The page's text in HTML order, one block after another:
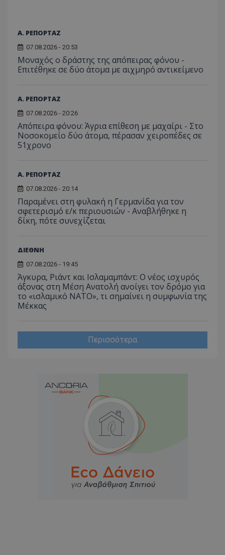
Α. ΡΕΠΟΡΤΑΖ
07.08.2026 - 20:53
Μοναχός ο δράστης της απόπειρας φόνου -
Επιτέθηκε σε δύο άτομα με αιχμηρό αντικείμενο
Α. ΡΕΠΟΡΤΑΖ
07.08.2026 - 20:26
Απόπειρα φόνου: Άγρια επίθεση με μαχαίρι - Στο
Νοσοκομείο δύο άτομα, πέρασαν χειροπέδες σε
51χρονο
Α. ΡΕΠΟΡΤΑΖ
07.08.2026 - 20:14
Παραμένει στη φυλακή η Γερμανίδα για τον
σφετερισμό ε/κ περιουσιών - Αναβλήθηκε η
δίκη, πότε συνεχίζεται
ΔΙΕΘΝΗ
07.08.2026 - 19:45
Άγκυρα, Ριάντ και Ισλαμαμπάντ: Ο νέος ισχυρός
άξονας στη Μέση Ανατολή ανοίγει τον δρόμο για
το «ισλαμικό ΝΑΤΟ», τι σημαίνει η συμφωνία της
Μέκκας
Περισσότερα